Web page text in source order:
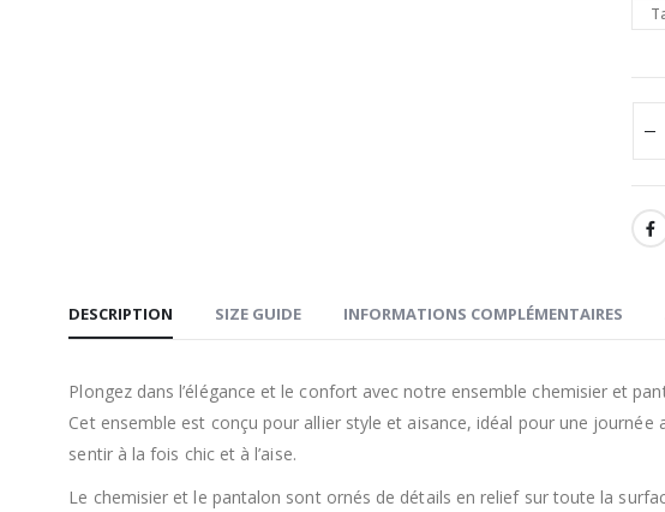
DESCRIPTION SIZE GUIDE INFORMATIONS COMPLÉMENTAIRES
Plongez dans l’élégance et le confort avec notre ensemble chemisier et
Cet ensemble est conçu pour allier style et aisance, idéal pour une
sentir à la fois chic et à l’aise.
Le chemisier et le pantalon sont ornés de détails en relief sur toute la